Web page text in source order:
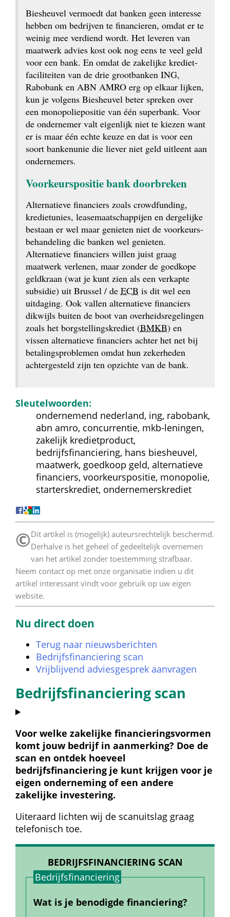
Biesheuvel vermoedt dat banken geen interesse
hebben om bedrijven te financieren, omdat er te
weinig mee verdiend wordt. Het leveren van
maatwerk advies kost ook nog eens te veel geld
voor een bank. En omdat de zakelijke krediet­
faciliteiten van de drie grootbanken ING,
Rabobank en ABN AMRO erg op elkaar lijken,
kun je volgens Biesheuvel beter spreken over
een monopolie­positie van één superbank. Voor
de ondernemer valt eigenlijk niet te kiezen want
er is maar één echte keuze en dat is voor een
soort bankenunie die liever niet geld uitleent aan
ondernemers.
Voorkeurs­positie bank doorbreken
Alternatieve financiers zoals crowdfunding,
kredietunies, leasemaatschappijen en dergelijke
bestaan er wel maar genieten niet de voorkeurs­
behandeling die banken wel genieten.
Alternatieve financiers willen juist graag
maatwerk verlenen, maar zonder de goedkope
geldkraan (wat je kunt zien als een verkapte
subsidie) uit Brussel / de ECB is dit wel een
uitdaging. Ook vallen alternatieve financiers
dikwijls buiten de boot van overheids­regelingen
zoals het borgstellingskrediet (BMKB) en
vissen alternatieve financiers achter het net bij
betalings­problemen omdat hun zekerheden
achtergesteld zijn ten opzichte van de bank.
Sleutelwoorden:
ondernemend nederland, ing, rabobank,
abn amro, concurrentie, mkb-leningen,
zakelijk kredietproduct,
bedrijfsfinanciering, hans biesheuvel,
maatwerk, goedkoop geld, alternatieve
financiers, voorkeurspositie, monopolie,
starterskrediet, ondernemerskrediet
© Dit artikel is (mogelijk) auteursrechtelijk beschermd.
Derhalve is het geheel of gedeeltelijk overnemen
van het artikel zonder toestemming strafbaar.
Neem contact op met onze organisatie indien u dit
artikel interessant vindt voor gebruik op uw eigen
website.
Nu direct doen
Terug naar nieuwsberichten
Bedrijfsfinanciering scan
Vrijblijvend adviesgesprek aanvragen
Bedrijfsfinanciering scan
Voor welke zakelijke financieringsvormen
komt jouw bedrijf in aanmerking? Doe de
scan en ontdek hoeveel
bedrijfsfinanciering je kunt krijgen voor je
eigen onderneming of een andere
zakelijke investering.
Uiteraard lichten wij de scanuitslag graag
telefonisch toe.
BEDRIJFSFINANCIERING SCAN
Bedrijfs­financiering
Wat is je benodigde financiering?